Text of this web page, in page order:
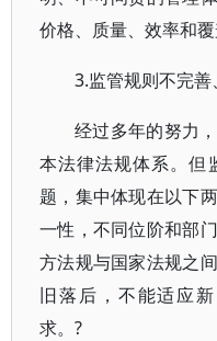
价格、质量、效率和
3.监管规则不完
经过多年的努力
本法律法规体系。但
题，集中体现在以下
一性，不同位阶和部
方法规与国家法规之
旧落后，不能适应
求。?